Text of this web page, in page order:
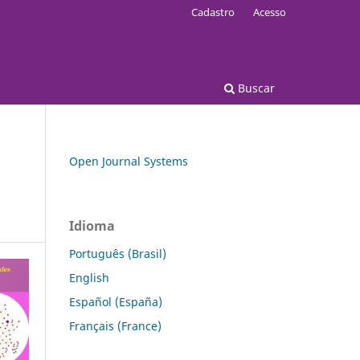
Buscar
Cadastro Acesso
Open Journal Systems
Idioma
Português (Brasil)
English
Español (España)
Français (France)